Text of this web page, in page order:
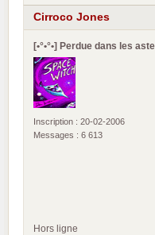
Cirroco Jones
[•°•°•] Perdue dans les
Inscription : 20-02-2006
Messages : 6 613
Hors ligne